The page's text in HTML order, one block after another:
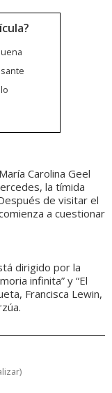
Carolina Geel
la tímida
de visitar el
a cuestionar
dirigido por la
infinita” y “El
Francisca Lewin,
)